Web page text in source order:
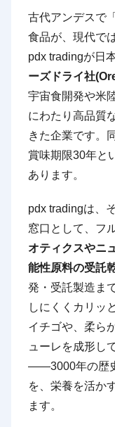
古代アンデスで
食品が、現代で
pdx tradingが日
ーズドライ社
宇宙食開発や米
にわたり高品質
きた企業です。
賞味期限30年と
あります。
pdx tradingは、
窓口として、フ
オティクスやニ
能性原料の受託
発・受託製造ま
しにくくカリッ
イチゴや、柔ら
ューレを成形し
——3000年の歴
を、栄養を活か
ます。